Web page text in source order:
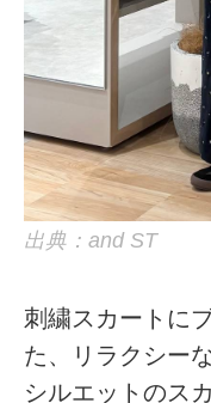
出典：and ST
刺繍スカートに
た、リラクシー
シルエットのス